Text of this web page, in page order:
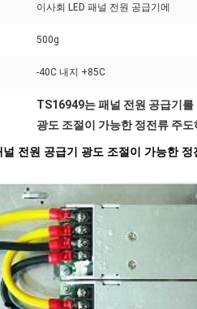
이사회 LED 패널 전원 공급기에
500g
-40C 내지 +85C
TS16949는 패널 전원 공급기
광도 조절이 가능한 정전류 주도
전원 공급기 광도 조절이 가능한